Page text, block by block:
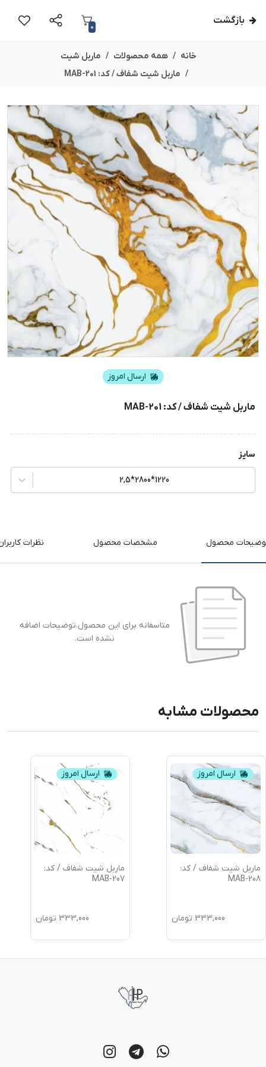
بازگشت
0
خانه همه محصولات
ماربل شیت
ماربل شیت شفاف / کد: MAB-201
ارسال امروز
ماربل شیت شفاف / کد: MAB-201
سایز
1220*2800*2,5
محصول مشخصات محصول نظرات
متاسفانه برای این محصول،توضیحات اضافه
نشده است.
محصولات مشابه
ارسال امروز
ماربل شیت شفاف / کد:
MAB-208
333,000 تومان
ارسال امروز
ماربل شیت شفاف / کد:
MAB-207
333,000 تومان